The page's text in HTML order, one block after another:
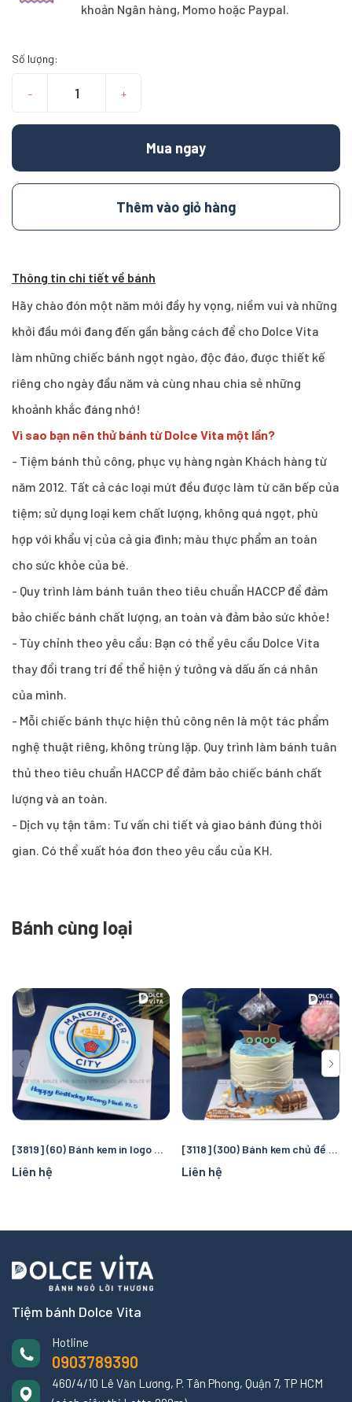
khoản Ngân hàng, Momo hoặc Paypal.
Số lượng:
– +
Mua ngay
Thêm vào giỏ hàng
Thông tin chi tiết về bánh
Hãy chào đón một năm mới đầy hy vọng, niềm vui và những
khởi đầu mới đang đến gần bằng cách để cho Dolce Vita
làm những chiếc bánh ngọt ngào, độc đáo, được thiết kế
riêng cho ngày đầu năm và cùng nhau chia sẻ những
khoảnh khắc đáng nhớ!
Vì sao bạn nên thử bánh từ Dolce Vita một lần?
- Tiệm bánh thủ công, phục vụ hàng ngàn Khách hàng từ
năm 2012. Tất cả các loại mứt đều được làm từ căn bếp của
tiệm; sử dụng loại kem chất lượng, không quá ngọt, phù
hợp với khẩu vị của cả gia đình; màu thực phẩm an toàn
cho sức khỏe của bé.
- Quy trình làm bánh tuân theo tiêu chuẩn HACCP để đảm
bảo chiếc bánh chất lượng, an toàn và đảm bảo sức khỏe!
- Tùy chỉnh theo yêu cầu: Bạn có thể yêu cầu Dolce Vita
thay đổi trang trí để thể hiện ý tưởng và dấu ấn cá nhân
của mình.
- Mỗi chiếc bánh thực hiện thủ công nên là một tác phẩm
nghệ thuật riêng, không trùng lặp. Quy trình làm bánh tuân
thủ theo tiêu chuẩn HACCP để đảm bảo chiếc bánh chất
lượng và an toàn.
- Dịch vụ tận tâm: Tư vấn chi tiết và giao bánh đúng thời
gian. Có thể xuất hóa đơn theo yêu cầu của KH.
Bánh cùng loại
[3819] (60) Bánh kem in logo Manchester City – Quà tặng sinh nhật hoàn hảo cho fan bóng đá
Liên hệ
[3118] (300) Bánh kem chủ đề cướp biển và đại dương – Chuyến truy tìm kho báu kỳ thú cho bé
Liên hệ
Tiệm bánh Dolce Vita
Hotline
0903789390
460/4/10 Lê Văn Lương, P. Tân Phong, Quận 7, TP HCM